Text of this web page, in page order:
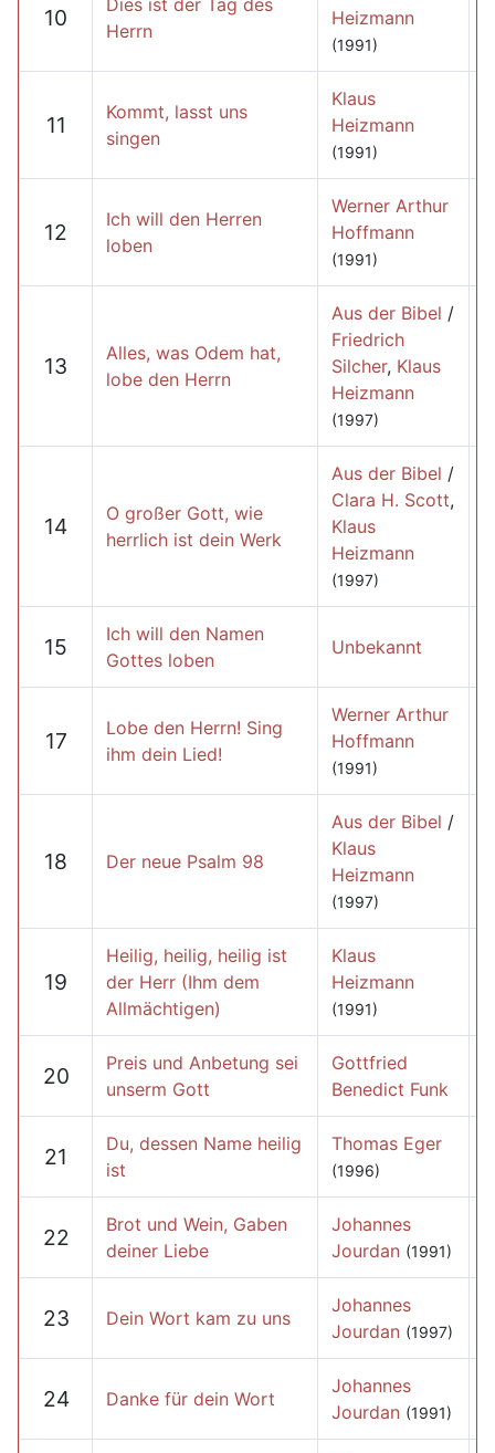
10
Dies ist der Tag des
Herrn
Heizmann
(1991)
11
Kommt, lasst uns
singen
Klaus
Heizmann
(1991)
12
Ich will den Herren
loben
Werner Arthur
Hoffmann
(1991)
13
Alles, was Odem hat,
lobe den Herrn
Aus der Bibel /
Friedrich
Silcher, Klaus
Heizmann
(1997)
14
O großer Gott, wie
herrlich ist dein Werk
Aus der Bibel /
Clara H. Scott,
Klaus
Heizmann
(1997)
15
Ich will den Namen
Gottes loben
Unbekannt
17
Lobe den Herrn! Sing
ihm dein Lied!
Werner Arthur
Hoffmann
(1991)
18 Der neue Psalm 98
Aus der Bibel /
Klaus
Heizmann
(1997)
19
Heilig, heilig, heilig ist
der Herr (Ihm dem
Allmächtigen)
Klaus
Heizmann
(1991)
20
Preis und Anbetung sei
unserm Gott
Gottfried
Benedict Funk
21
Du, dessen Name heilig
ist
Thomas Eger
(1996)
22
Brot und Wein, Gaben
deiner Liebe
Johannes
Jourdan (1991)
23 Dein Wort kam zu uns
Johannes
Jourdan (1997)
24 Danke für dein Wort
Johannes
Jourdan (1991)